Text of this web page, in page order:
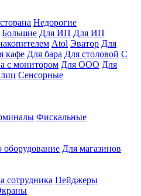
Недорогие
Большие Для ИП Для ИП
Atol Эватор Для
кафе Для бара Для столовой С
с монитором Для ООО Для
Сенсорные
Фискальные
оборудование Для магазинов
сотрудника Пейджеры